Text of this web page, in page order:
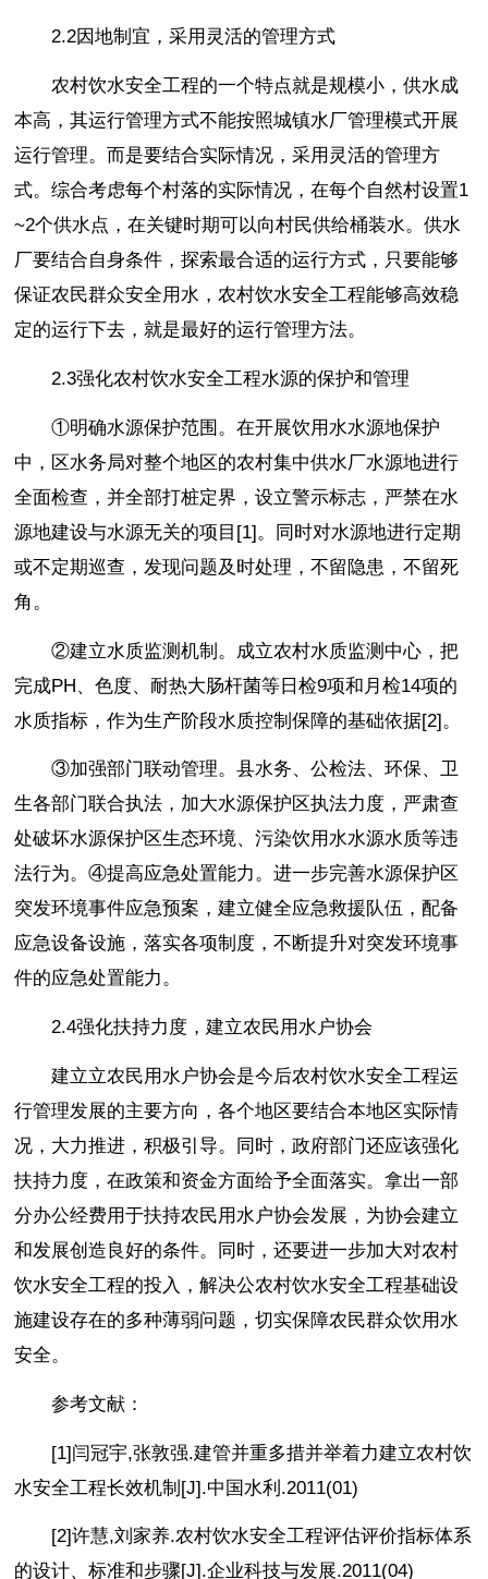
2.2因地制宜，采用灵活的管理方式
农村饮水安全工程的一个特点就是规模小，供水成
本高，其运行管理方式不能按照城镇水厂管理模式开展
运行管理。而是要结合实际情况，采用灵活的管理方
式。综合考虑每个村落的实际情况，在每个自然村设置1
~2个供水点，在关键时期可以向村民供给桶装水。供水
厂要结合自身条件，探索最合适的运行方式，只要能够
保证农民群众安全用水，农村饮水安全工程能够高效稳
定的运行下去，就是最好的运行管理方法。
2.3强化农村饮水安全工程水源的保护和管理
①明确水源保护范围。在开展饮用水水源地保护
中，区水务局对整个地区的农村集中供水厂水源地进行
全面检查，并全部打桩定界，设立警示标志，严禁在水
源地建设与水源无关的项目[1]。同时对水源地进行定期
或不定期巡查，发现问题及时处理，不留隐患，不留死
角。
②建立水质监测机制。成立农村水质监测中心，把
完成PH、色度、耐热大肠杆菌等日检9项和月检14项的
水质指标，作为生产阶段水质控制保障的基础依据[2]。
③加强部门联动管理。县水务、公检法、环保、卫
生各部门联合执法，加大水源保护区执法力度，严肃查
处破坏水源保护区生态环境、污染饮用水水源水质等违
法行为。④提高应急处置能力。进一步完善水源保护区
突发环境事件应急预案，建立健全应急救援队伍，配备
应急设备设施，落实各项制度，不断提升对突发环境事
件的应急处置能力。
2.4强化扶持力度，建立农民用水户协会
建立立农民用水户协会是今后农村饮水安全工程运
行管理发展的主要方向，各个地区要结合本地区实际情
况，大力推进，积极引导。同时，政府部门还应该强化
扶持力度，在政策和资金方面给予全面落实。拿出一部
分办公经费用于扶持农民用水户协会发展，为协会建立
和发展创造良好的条件。同时，还要进一步加大对农村
饮水安全工程的投入，解决公农村饮水安全工程基础设
施建设存在的多种薄弱问题，切实保障农民群众饮用水
安全。
参考文献：
[1]闫冠宇,张敦强.建管并重多措并举着力建立农村饮
水安全工程长效机制[J].中国水利.2011(01)
[2]许慧,刘家养.农村饮水安全工程评估评价指标体系
的设计、标准和步骤[J].企业科技与发展.2011(04)